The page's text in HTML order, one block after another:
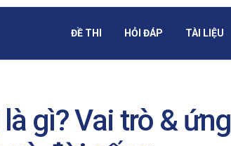
ĐỀ THI HỎI ĐÁP TÀI LIỆU
gì? Vai trò & ứng